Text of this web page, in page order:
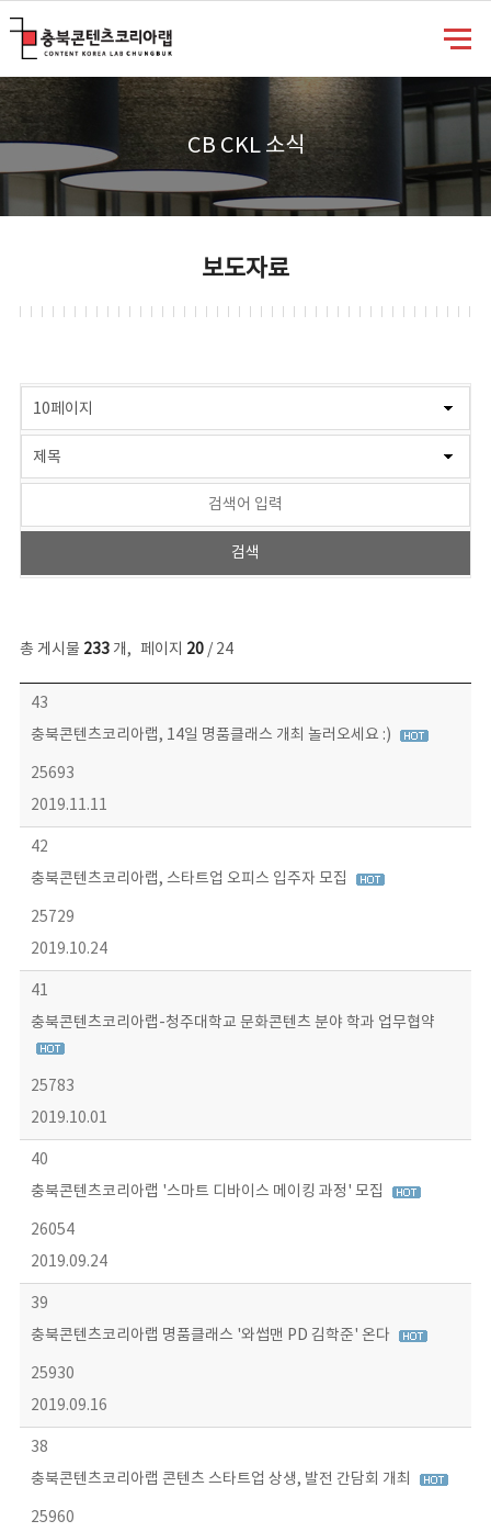
CB CKL 소식
보도자료
총 게시물 233개, 페이지 20/ 24
보도자료 목록 - 번호, 제목, 작성자, 파일, 조회수, 작성일 정보 제공
43
충북콘텐츠코리아랩, 14일 명품클래스 개최 놀러오세요 :)
25693
2019.11.11
42
충북콘텐츠코리아랩, 스타트업 오피스 입주자 모집
25729
2019.10.24
41
충북콘텐츠코리아랩-청주대학교 문화콘텐츠 분야 학과 업무협약
25783
2019.10.01
40
충북콘텐츠코리아랩 '스마트 디바이스 메이킹 과정' 모집
26054
2019.09.24
39
충북콘텐츠코리아랩 명품클래스 '와썹맨 PD 김학준' 온다
25930
2019.09.16
38
충북콘텐츠코리아랩 콘텐츠 스타트업 상생, 발전 간담회 개최
25960